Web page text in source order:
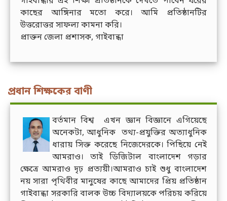
কাছের আঙ্গিনার মতো করে। আমি প্রতিষ্ঠানটির
উত্তরোত্তর সাফল্য কামনা করি।
প্রাক্তন জেলা প্রশাসক, গাইবান্ধা
প্রধান শিক্ষকের বাণী
বর্তমান বিশ্ব এখন জ্ঞান বিজ্ঞানে এগিয়েছে
অনেকটা, আধুনিক তথ্য-প্রযুক্তির অত্যাধুনিক
ধারায় সিক্ত করেছে নিজেদেরকে। পিছিয়ে নেই
আমরাও। তাই ডিজিটাল বাংলাদেশ গড়ার
ক্ষেত্রে আমরাও দৃঢ় প্রত্যয়ী।আমরাও চাই শুধু বাংলাদেশ
নয় সারা পৃথিবীর মানুষের কাছে আমাদের প্রিয় প্রতিষ্ঠান
গাইবান্ধা সরকারি বালক উচ্চ বিদ্যালয়কে পরিচয় করিয়ে